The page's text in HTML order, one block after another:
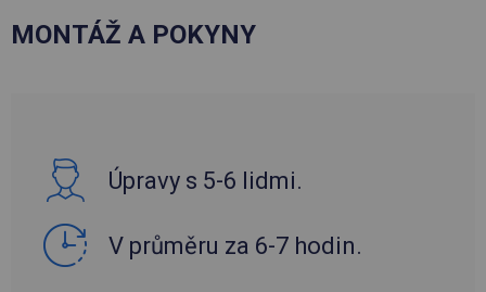
MONTÁŽ A POKYNY
Úpravy s 5-6 lidmi.
V průměru za 6-7 hodin.